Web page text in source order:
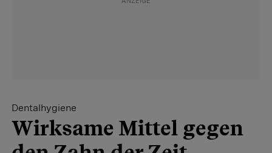
Dentalhygiene
Wirksame Mittel gegen